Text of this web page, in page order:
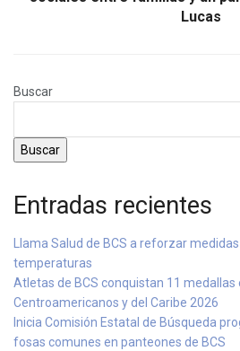
Lucas
Buscar
Buscar
Entradas recientes
Llama Salud de BCS a reforzar
temperaturas
Atletas de BCS conquistan 11 medallas
Centroamericanos y del Caribe 2026
Inicia Comisión Estatal de Búsqueda
fosas comunes en panteones de BCS